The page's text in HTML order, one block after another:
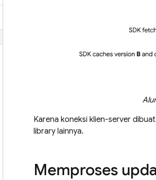
Karena koneksi klien-server
library lainnya.
Memproses